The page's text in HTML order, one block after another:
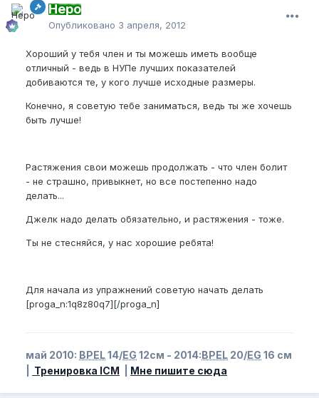
Неро
Опубликовано 3 апреля, 2012
Хороший у тебя член и ты можешь иметь вообще
отличный - ведь в НУПе лучших показателей
добиваются те, у кого лучше исходные размеры.
Конечно, я советую тебе заниматься, ведь ты же хочешь
быть лучше!
Растяжения свои можешь продолжать - что член болит
- не страшно, привыкнет, но все постепенно надо
делать...
Джелк надо делать обязательно, и растяжения - тоже.
Ты не стесняйся, у нас хорошие ребята!
Для начала из упражнений советую начать делать
[proga_n:1q8z80q7][/proga_n]
май 2010: BPEL14/EG 12см - 2014:BPEL 20/EG 16 см
Тренировка ICM Мне пишите сюда